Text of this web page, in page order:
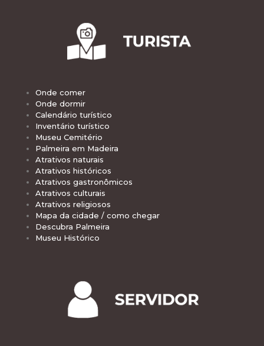
Onde comer
Onde dormir
Calendário turístico
Inventário turístico
Museu Cemitério
Palmeira em Madeira
Atrativos naturais
Atrativos históricos
Atrativos gastronômicos
Atrativos culturais
Atrativos religiosos
Mapa da cidade / como chegar
Descubra Palmeira
Museu Histórico